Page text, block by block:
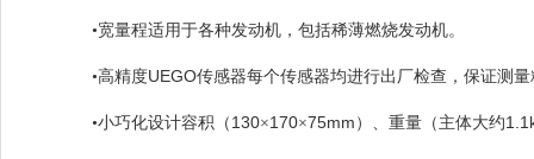
•宽量程适用于各种发动机，包括稀薄燃烧发动机。
•高精度UEGO传感器每个传感器均进行出厂检查，保证测
•小巧化设计容积（ 130×170×75mm ）、重量（主体大约